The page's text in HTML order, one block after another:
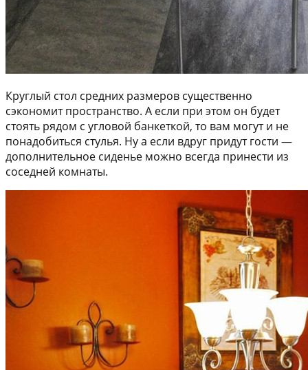
Круглый стол средних размеров существенно
сэкономит пространство. А если при этом он будет
стоять рядом с угловой банкеткой, то вам могут и не
понадобиться стулья. Ну а если вдруг придут гости —
дополнительное сиденье можно всегда принести из
соседней комнаты.